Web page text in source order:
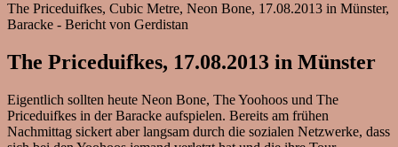
The Priceduifkes, Cubic Metre, Neon Bone, 17.08.2013 in Münster,
Baracke - Bericht von Gerdistan
The Priceduifkes, 17.08.2013 in Münster
Eigentlich sollten heute Neon Bone, The Yoohoos und The
Priceduifkes in der Baracke aufspielen. Bereits am frühen
Nachmittag sickert aber langsam durch die sozialen Netzwerke, dass